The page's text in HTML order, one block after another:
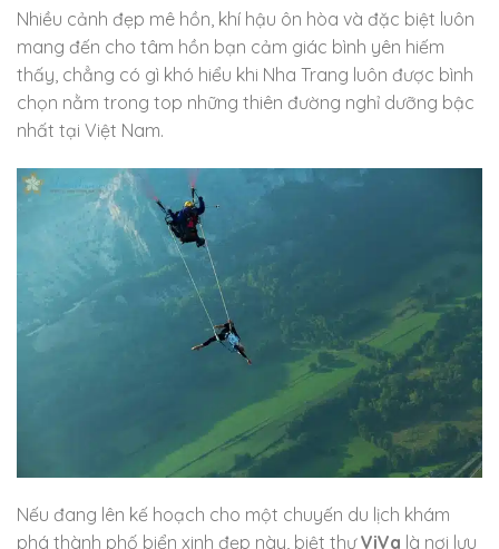
Nhiều cảnh đẹp mê hồn, khí hậu ôn hòa và đặc biệt luôn
mang đến cho tâm hồn bạn cảm giác bình yên hiếm
thấy, chẳng có gì khó hiểu khi Nha Trang luôn được bình
chọn nằm trong top những thiên đường nghỉ dưỡng bậc
nhất tại Việt Nam.
Nếu đang lên kế hoạch cho một chuyến du lịch khám
phá thành phố biển xinh đẹp này, biệt thựViVa là nơi lưu